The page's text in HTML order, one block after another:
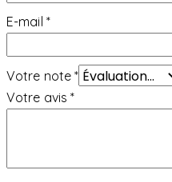
E-mail *
Votre note*
Votre avis*